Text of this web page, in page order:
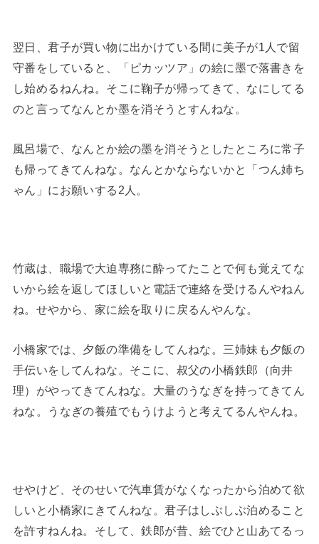
翌日、君子が買い物に出かけている間に美子が1人で留
守番をしていると、「ピカッツア」の絵に墨で落書きを
し始めるねんね。そこに鞠子が帰ってきて、なにしてる
のと言ってなんとか墨を消そうとすんねな。
風呂場で、なんとか絵の墨を消そうとしたところに常子
も帰ってきてんねな。なんとかならないかと「つん姉ち
ゃん」にお願いする2人。
竹蔵は、職場で大迫専務に酔ってたことで何も覚えてな
いから絵を返してほしいと電話で連絡を受けるんやねん
ね。せやから、家に絵を取りに戻るんやんな。
小橋家では、夕飯の準備をしてんねな。三姉妹も夕飯の
手伝いをしてんねな。そこに、叔父の小橋鉄郎（向井
理）がやってきてんねな。大量のうなぎを持ってきてん
ねな。うなぎの養殖でもうけようと考えてるんやんね。
せやけど、そのせいで汽車賃がなくなったから泊めて欲
しいと小橋家にきてんねな。君子はしぶしぶ泊めること
を許すねんね。そして、鉄郎が昔、絵でひと山あてるっ